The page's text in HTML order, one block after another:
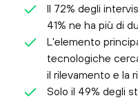
Il 72% degli
41% ne ha più di
L'elemento
tecnologiche
il rilevamento e la
Solo il 49% degli